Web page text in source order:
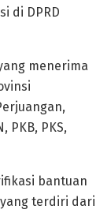
di DPRD
menerima
PKB, PKS,
bantuan
terdiri dari